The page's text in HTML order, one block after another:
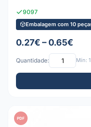
9097
Embalagem com 10
0.27€ – 0.65€
Quantidade: Mín: 1
PDF